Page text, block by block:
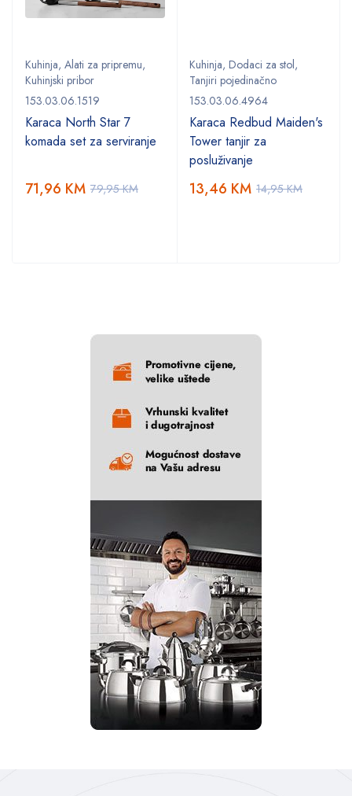
Kuhinja, Alati za pripremu,
Kuhinjski pribor
153.03.06.1519
Karaca North Star 7
komada set za serviranje
79,95KM
71,96 KM
Kuhinja, Dodaci za stol,
Tanjiri pojedinačno
153.03.06.4964
Karaca Redbud Maiden's
Tower tanjir za
posluživanje
14,95KM
13,46 KM